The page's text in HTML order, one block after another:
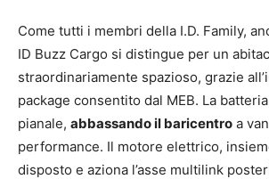
Come tutti i membri della I.D. Family,
ID Buzz Cargo si distingue per un
straordinariamente spazioso, grazie
package consentito dal MEB. La
pianale, abbassando il baricentro a
performance. Il motore elettrico,
disposto e aziona l’asse multilink